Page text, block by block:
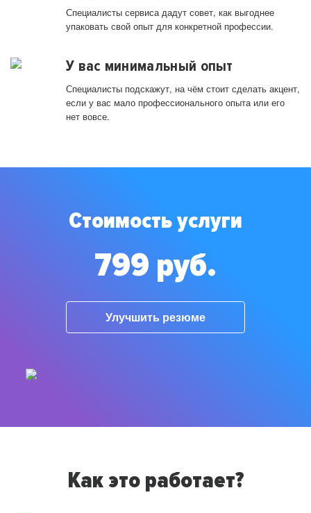
Специалисты сервиса дадут совет, как выгоднее
упаковать свой опыт для конкретной профессии.
У вас минимальный опыт
Специалисты подскажут, на чём стоит сделать акцент,
если у вас мало профессионального опыта или его
нет вовсе.
Стоимость услуги
799 руб.
Улучшить резюме
Как это работает?